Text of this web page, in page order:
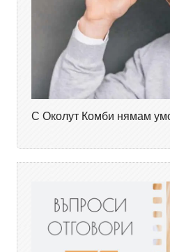
С Околут Комби нямам